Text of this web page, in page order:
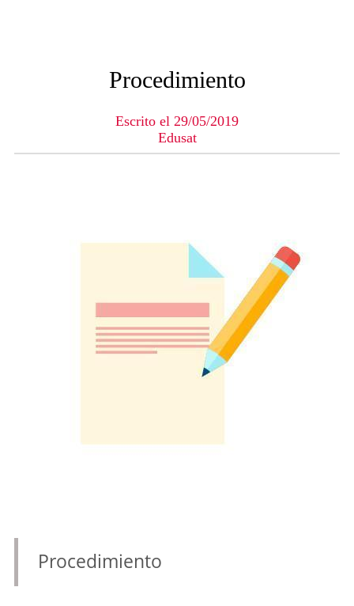
Procedimiento
Escrito el 29/05/2019
Edusat
Procedimiento